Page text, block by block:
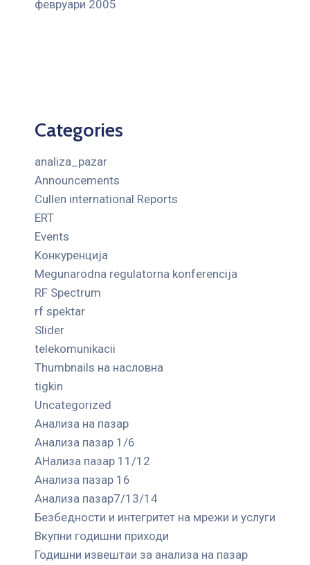
февруари 2005
Categories
analiza_pazar
Announcements
Cullen international Reports
ERT
Events
Kонкуренција
Megunarodna regulatorna konferencija
RF Spectrum
rf spektar
Slider
telekomunikacii
Thumbnails на насловна
tigkin
Uncategorized
Анализа на пазар
Анализа пазар 1/6
АНализа пазар 11/12
Анализа пазар 16
Анализа пазар7/13/14
Безбедности и интегритет на мрежи и услуги
Вкупни годишни приходи
Годишни извештаи за анализа на пазар